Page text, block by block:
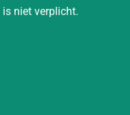
niet verplicht.